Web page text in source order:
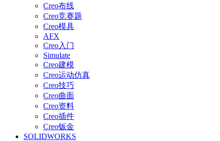
Creo布线
Creo竞赛题
Creo模具
AFX
Creo入门
Simulate
Creo建模
Creo运动仿真
Creo技巧
Creo曲面
Creo资料
Creo插件
Creo钣金
SOLIDWORKS